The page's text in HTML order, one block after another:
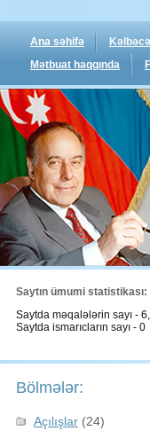
Ana səhifə
Mətbuat haqqında
Saytın ümumi statistikası:
Saytda məqalələrin sayı -
Saytda ismarıcların sayı - 0
Bölmələr:
Açılışlar (24)